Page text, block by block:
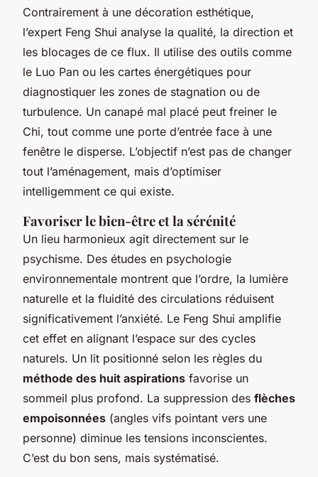
Contrairement à une décoration esthétique,
l’expert Feng Shui analyse la qualité, la direction et
les blocages de ce flux. Il utilise des outils comme
le Luo Pan ou les cartes énergétiques pour
diagnostiquer les zones de stagnation ou de
turbulence. Un canapé mal placé peut freiner le
Chi, tout comme une porte d’entrée face à une
fenêtre le disperse. L’objectif n’est pas de changer
tout l’aménagement, mais d’optimiser
intelligemment ce qui existe.
Favoriser le bien-être et la sérénité
Un lieu harmonieux agit directement sur le
psychisme. Des études en psychologie
environnementale montrent que l’ordre, la lumière
naturelle et la fluidité des circulations réduisent
significativement l’anxiété. Le Feng Shui amplifie
cet effet en alignant l’espace sur des cycles
naturels. Un lit positionné selon les règles du
méthode des huit aspirations favorise un
sommeil plus profond. La suppression des flèches
empoisonnées (angles vifs pointant vers une
personne) diminue les tensions inconscientes.
C’est du bon sens, mais systématisé.